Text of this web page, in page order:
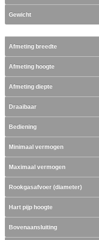
Gewicht
Afmeting breedte
Afmeting hoogte
Afmeting diepte
Draaibaar
Bediening
Minimaal vermogen
Maximaal vermogen
Rookgasafvoer (diameter)
Hart pijp hoogte
Bovenaansluiting